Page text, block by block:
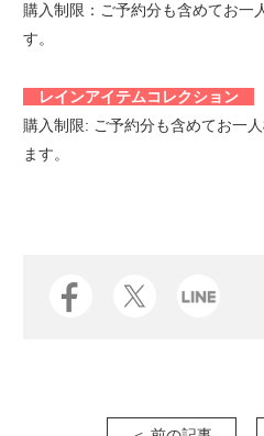
購入制限：ご予約分も含めてお一
す。
レインアイテムコレクション
購入制限: ご予約分も含めてお一
ます。